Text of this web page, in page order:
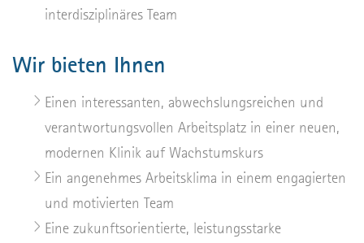
interdisziplinäres Team
Wir bieten Ihnen
Einen interessanten, abwechslungsreichen und
verantwortungsvollen Arbeitsplatz in einer neuen,
modernen Klinik auf Wachstumskurs
Ein angenehmes Arbeitsklima in einem engagierten
und motivierten Team
Eine zukunftsorientierte, leistungsstarke